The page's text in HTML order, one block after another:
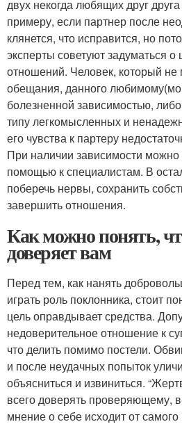
двух некогда любящих друг
примеру, если партнер после
клянется, что исправится, но
эксперты советуют задуматься о
отношений. Человек, который
обещания, данного
болезненной зависимостью,
типу легкомысленных и
его чувства к партеру
При наличии зависимости можно
помощью к специалистам. В
поберечь нервы, сохранить
завершить отношения.
Как можно понять,
доверяет вам
Перед тем, как нанять
играть роль поклонника, стоит
цель оправдывает средства.
недоверительное отношение к
что делить помимо постели.
и после неудачных попыток
объясниться и извиниться.
всего доверять проверяющему,
мнение о себе исходит от самого